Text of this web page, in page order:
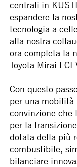
centrali in
espandere la
tecnologia a
alla nostra
ora completa la
Toyota Mirai
Con questo
per una mobilità
convinzione che
per la
dotata della più
combustibile,
bilanciare